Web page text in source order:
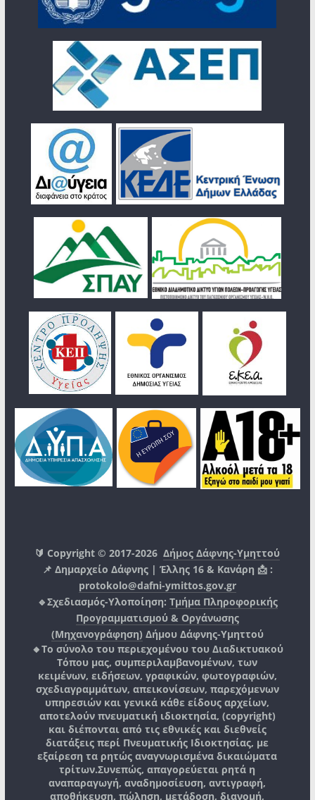
🔰 Copyright © 2017-2026Δήμος Δάφνης-Υμηττού
📌 Δημαρχείο Δάφνης | Έλλης 16 & Κανάρη 📩 :
protokolo@dafni-ymittos.gov.gr
🔹Σχεδιασμός-Υλοποίηση: Τμήμα Πληροφορικής
Προγραμματισμού & Οργάνωσης
(Μηχανογράφηση) Δήμου Δάφνης-Υμηττού
🔸Το σύνολο του περιεχομένου του Διαδικτυακού
Τόπου μας, συμπεριλαμβανομένων, των
κειμένων, ειδήσεων, γραφικών, φωτογραφιών,
σχεδιαγραμμάτων, απεικονίσεων, παρεχόμενων
υπηρεσιών και γενικά κάθε είδους αρχείων,
αποτελούν πνευματική ιδιοκτησία, (copyright)
και διέπονται από τις εθνικές και διεθνείς
διατάξεις περί Πνευματικής Ιδιοκτησίας, με
εξαίρεση τα ρητώς αναγνωρισμένα δικαιώματα
τρίτων.Συνεπώς, απαγορεύεται ρητά η
αναπαραγωγή, αναδημοσίευση, αντιγραφή,
αποθήκευση, πώληση, μετάδοση, διανομή,